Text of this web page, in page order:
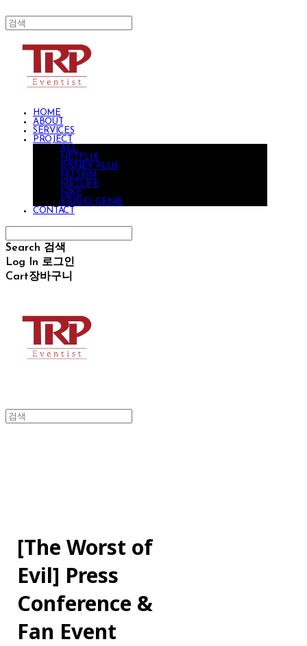
HOME
ABOUT
SERVICES
PROJECT
ALL
NETFLIX
DISNEY PLUS
NU SKIN
METLIFE
NIKE
STUDIO GENIE
CONTACT
Search 검색
Log In 로그인
Cart장바구니
[The Worst of
Evil] Press
Conference &
Fan Event